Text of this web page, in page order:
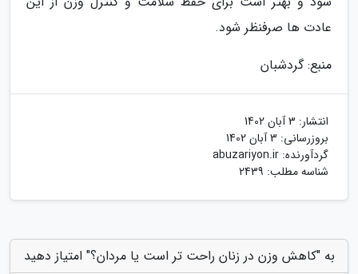
عادت ها صرفنظر شود.
منبع: گردشبان
انتشار: 3 آبان 1402
بروزرسانی: 3 آبان 1402
گردآورنده: abuzariyon.ir
شناسه مطلب: 2439
به "کاهش وزن در زنان راحت تر است یا مردان؟" امتیاز دهید